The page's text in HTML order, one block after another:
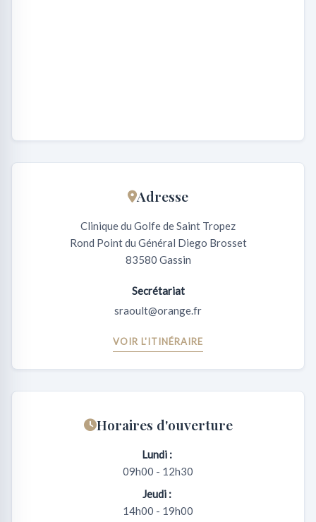
Adresse
Clinique du Golfe de Saint Tropez
Rond Point du Général Diego Brosset
83580 Gassin
Secrétariat
sraoult@orange.fr
VOIR L'ITINÉRAIRE
Horaires d'ouverture
Lundi :
09h00 - 12h30
Jeudi :
14h00 - 19h00